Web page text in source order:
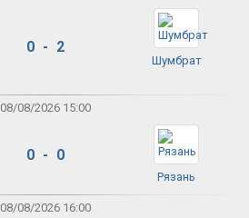
0 - 2
Шумбрат
08/08/2026 15:00
0 - 0
Рязань
08/08/2026 16:00